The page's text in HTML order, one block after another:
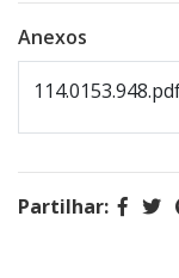
Anexos
Partilhar: